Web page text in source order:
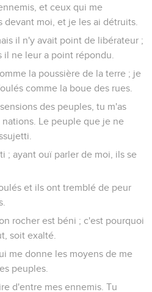
et ceux qui me
moi, et je les ai détruits.
il n'y avait point de libérateur ;
il ne leur a point répondu.
la poussière de la terre ; je
comme la boue des rues.
des peuples, tu m'as
Le peuple que je ne
; ayant ouï parler de moi, ils se
et ils ont tremblé de peur
rocher est béni ; c'est pourquoi
soit exalté.
me donne les moyens de me
peuples.
d'entre mes ennemis. Tu